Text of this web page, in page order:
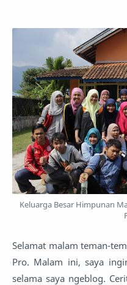
Keluarga Besar Himpunan
Selamat malam teman-
Pro. Malam ini, saya
selama saya ngeblog.